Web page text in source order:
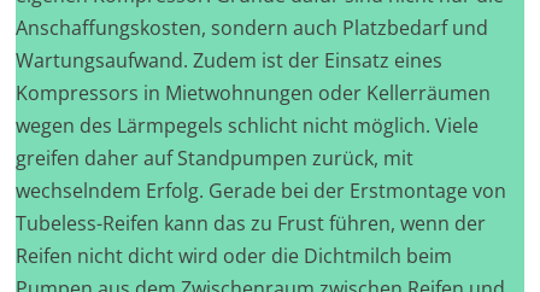
Anschaffungskosten, sondern auch Platzbedarf und
Wartungsaufwand. Zudem ist der Einsatz eines
Kompressors in Mietwohnungen oder Kellerräumen
wegen des Lärmpegels schlicht nicht möglich. Viele
greifen daher auf Standpumpen zurück, mit
wechselndem Erfolg. Gerade bei der Erstmontage von
Tubeless-Reifen kann das zu Frust führen, wenn der
Reifen nicht dicht wird oder die Dichtmilch beim